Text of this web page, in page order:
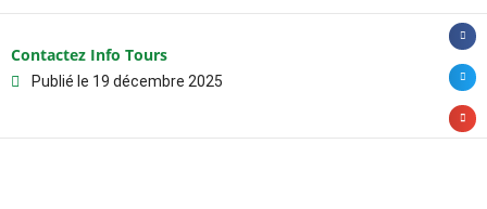
Contactez Info Tours
Publié le 19 décembre 2025